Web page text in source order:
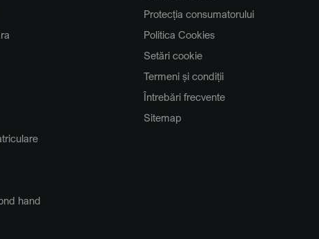
hand
Protecția consumatorului
Politica Cookies
Setări cookie
Termeni și condiții
Întrebări frecvente
Sitemap